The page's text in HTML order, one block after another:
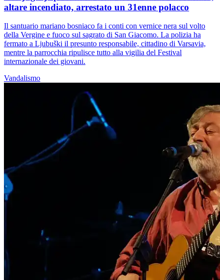
altare incendiato, arrestato un 31enne polacco
Il santuario mariano bosniaco fa i conti con vernice nera sul volto
della Vergine e fuoco sul sagrato di San Giacomo. La polizia ha
fermato a Ljubuški il presunto responsabile, cittadino di Varsavia,
mentre la parrocchia ripulisce tutto alla vigilia del Festival
internazionale dei giovani.
Vandalismo